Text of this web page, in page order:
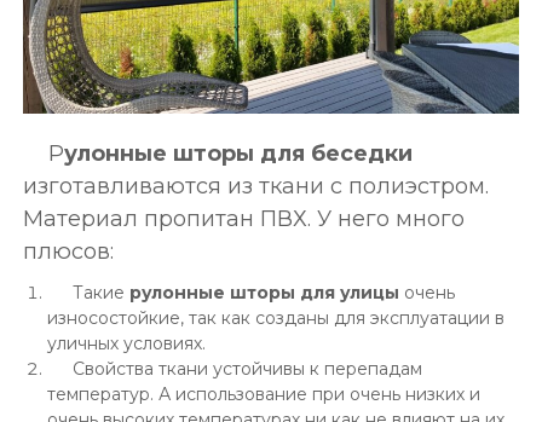
Рулонные шторы для беседки
изготавливаются из ткани с полиэстром.
Материал пропитан ПВХ. У него много
плюсов:
Такие рулонные шторы для улицы очень
износостойкие, так как созданы для эксплуатации в
уличных условиях.
Свойства ткани устойчивы к перепадам
температур. А использование при очень низких и